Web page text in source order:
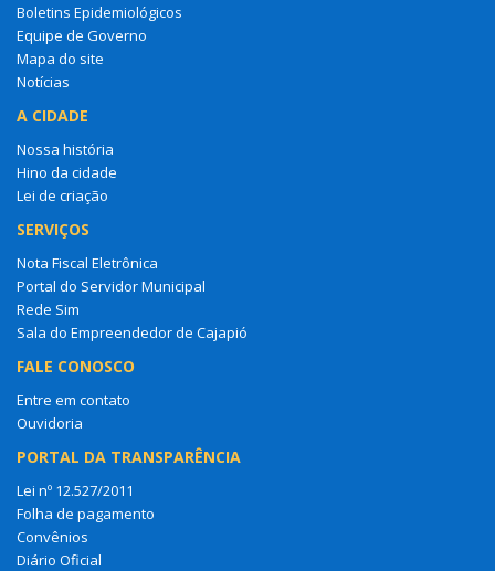
Boletins Epidemiológicos
Equipe de Governo
Mapa do site
Notícias
A CIDADE
Nossa história
Hino da cidade
Lei de criação
SERVIÇOS
Nota Fiscal Eletrônica
Portal do Servidor Municipal
Rede Sim
Sala do Empreendedor de Cajapió
FALE CONOSCO
Entre em contato
Ouvidoria
PORTAL DA TRANSPARÊNCIA
Lei nº 12.527/2011
Folha de pagamento
Convênios
Diário Oficial